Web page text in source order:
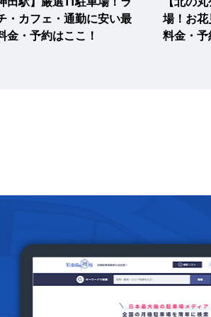
・カフェ・通勤に安い最
金・予約はここ！
場！お
料金・